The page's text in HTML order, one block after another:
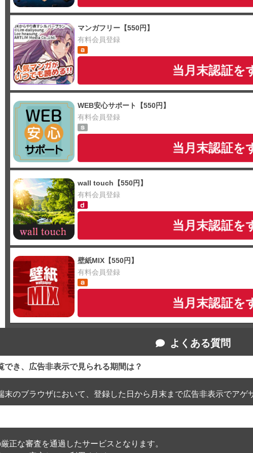
マンガフリー【550円】
有料会員登録
当月末認証を
WEB安心サポート【550円】
有料会員登録
当月末認証を
wall touch【550円】
有料会員登録
当月末認証を
壁紙MIX【550円】
有料会員登録
当月末認証を
よくある質問
き、広告非表示で見られる期間は？
のブラウザにおいて、登録した日から月末まで広告非表示でアゲ
正な審査を通過したサービスとなります。